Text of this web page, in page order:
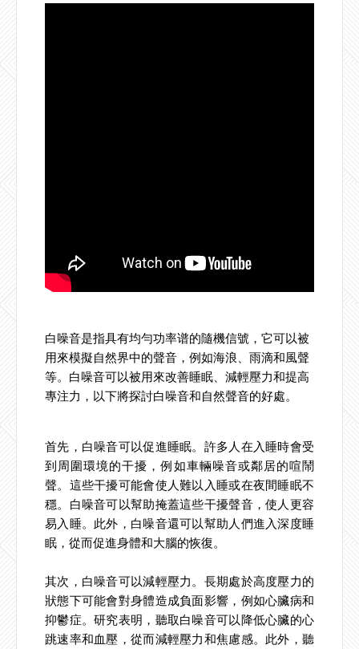
白噪音是指具有均勻功率谱的隨機信號，它可以被
用來模擬自然界中的聲音，例如海浪、雨滴和風聲
等。白噪音可以被用來改善睡眠、減輕壓力和提高
專注力，以下將探討白噪音和自然聲音的好處。
首先，白噪音可以促進睡眠。許多人在入睡時會受
到周圍環境的干擾，例如車輛噪音或鄰居的喧鬧
聲。這些干擾可能會使人難以入睡或在夜間睡眠不
穩。白噪音可以幫助掩蓋這些干擾聲音，使人更容
易入睡。此外，白噪音還可以幫助人們進入深度睡
眠，從而促進身體和大腦的恢復。
其次，白噪音可以減輕壓力。長期處於高度壓力的
狀態下可能會對身體造成負面影響，例如心臟病和
抑鬱症。研究表明，聽取白噪音可以降低心臟的心
跳速率和血壓，從而減輕壓力和焦慮感。此外，聽